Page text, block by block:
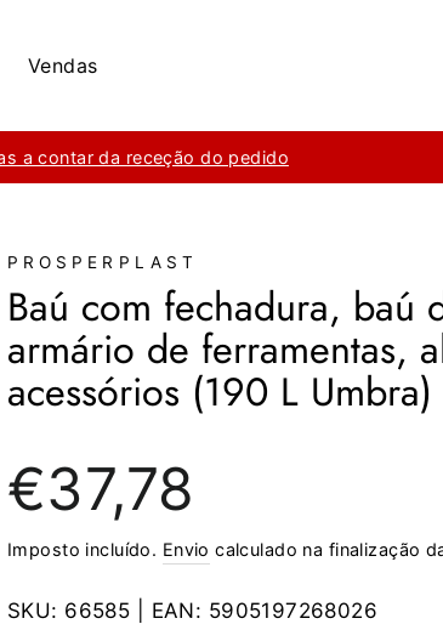
Vendas
a contar da receção do pedido
PROSPERPLAST
Baú com fechadura, baú
armário de ferramentas,
acessórios (190 L Umbra)
normal
€37,78
Imposto incluído. Envio calculado na finalização
SKU: 66585 | EAN: 5905197268026